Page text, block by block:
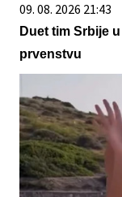
09. 08. 2026 21:43
Duet tim Srbije
prvenstvu